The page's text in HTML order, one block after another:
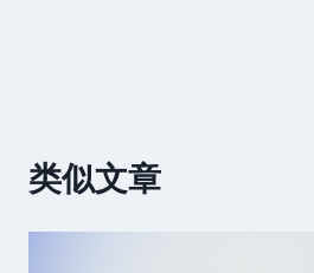
类似文章